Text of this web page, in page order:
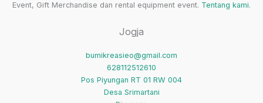
Event, Gift Merchandise dan rental equipment event. Tentang kami.
Jogja
bumikreasieo@gmail.com
628112512610
Pos Piyungan RT 01 RW 004
Desa Srimartani